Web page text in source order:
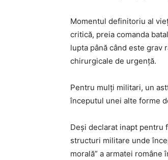
Momentul definitoriu al
critică, preia comanda
lupta până când este
chirurgicale de urgență.
Pentru mulți militari, un
începutul unei alte forme
Deși declarat inapt pentru
structuri militare unde
morală” a armatei